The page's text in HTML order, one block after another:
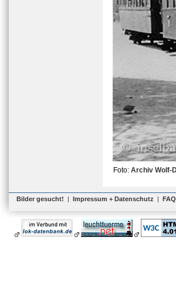
Foto: Archiv Wolf-
Bilder gesucht! | Impressum + Datenschutz | FAQ